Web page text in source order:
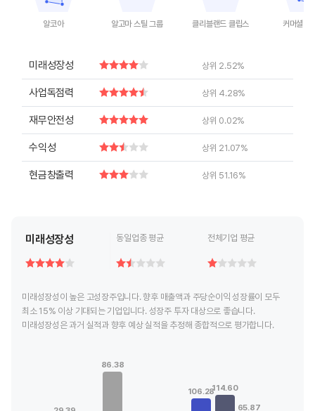
알코아 알고마 스틸 그룹 클리블랜드 클립스 커머셜 메
미래성장성 상위 2.52%
사업독점력 상위 4.28%
재무안전성 상위 0.02%
수익성 상위 21.07%
현금창출력 상위 51.16%
미래성장성 동일업종 평균 전체기업 평균
미래성장성이 높은 고성장주입니다. 향후 매출액과 주당순이익 성장률이 모두
최소 15% 이상 기대되는 기업입니다. 성장주 투자 대상으로 좋습니다.
미래성장성은 과거 실적과 향후 예상 실적을 추정해 종합적으로 평가합니다.
View as data table, Chart
The chart has 1 X axis displaying categories.
The chart has 1 Y axis displaying values. Data ranges from
86.38
The chart has 1 X axis
The chart has 1 Y axis
106.28114.60
65.87